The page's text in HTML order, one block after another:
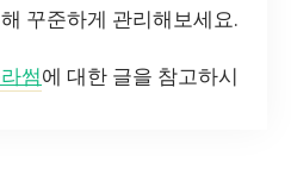
꾸준하게 관리해보세요.
썸에 대한 글을 참고하시